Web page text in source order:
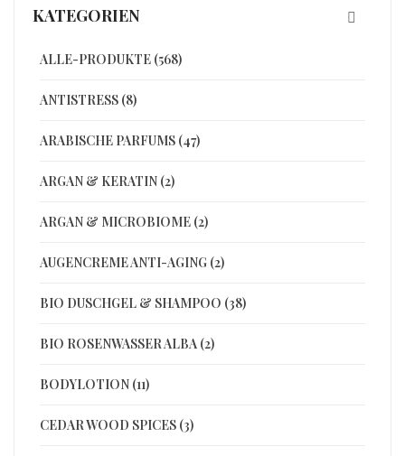
KATEGORIEN
ALLE-PRODUKTE (568)
ANTISTRESS (8)
ARABISCHE PARFUMS (47)
ARGAN & KERATIN (2)
ARGAN & MICROBIOME (2)
AUGENCREME ANTI-AGING (2)
BIO DUSCHGEL & SHAMPOO (38)
BIO ROSENWASSER ALBA (2)
BODYLOTION (11)
CEDAR WOOD SPICES (3)